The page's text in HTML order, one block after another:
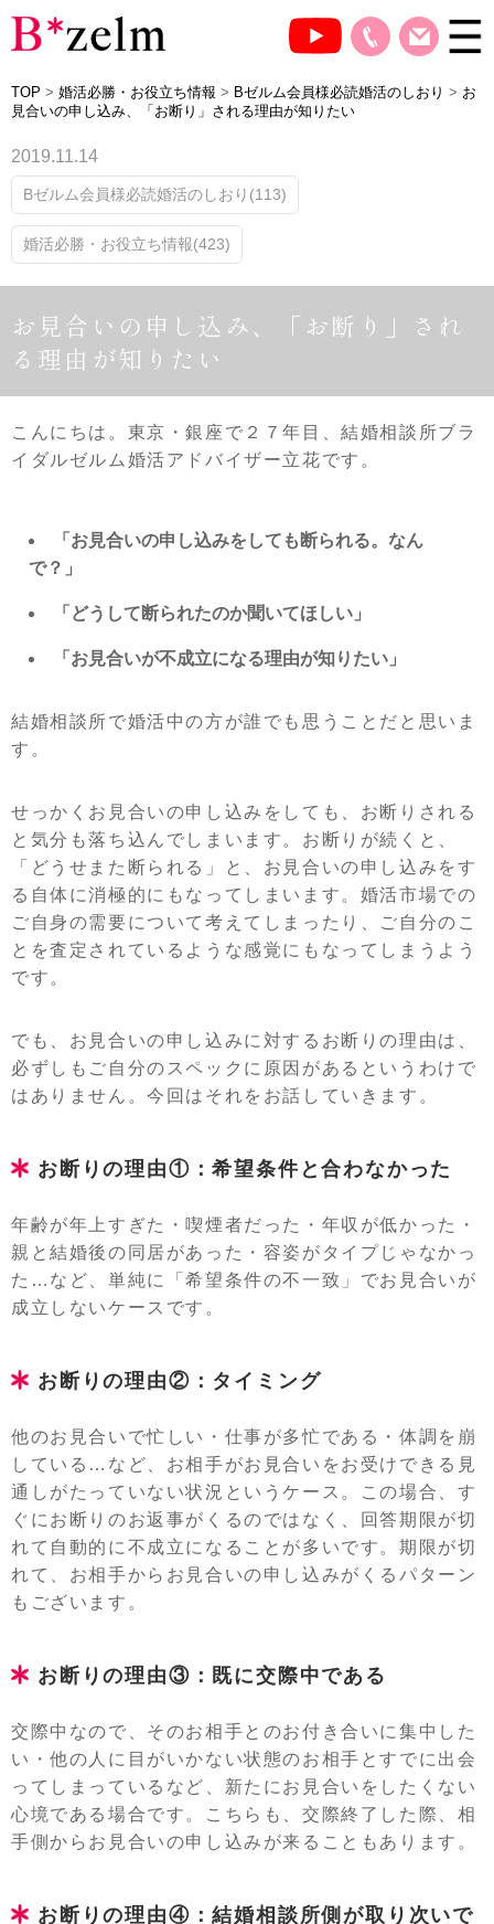
TOP > 婚活必勝・お役立ち情報 > Bゼルム会員様必読婚活のしおり > お
見合いの申し込み、「お断り」される理由が知りたい
2019.11.14
Bゼルム会員様必読婚活のしおり(113)
婚活必勝・お役立ち情報(423)
お見合いの申し込み、「お断り」され
る理由が知りたい
こんにちは。東京・銀座で２７年目、結婚相談所ブラ
イダルゼルム婚活アドバイザー立花です。
「お見合いの申し込みをしても断られる。なん
で？」
「どうして断られたのか聞いてほしい」
「お見合いが不成立になる理由が知りたい」
結婚相談所で婚活中の方が誰でも思うことだと思いま
す。
せっかくお見合いの申し込みをしても、お断りされる
と気分も落ち込んでしまいます。お断りが続くと、
「どうせまた断られる」と、お見合いの申し込みをす
る自体に消極的にもなってしまいます。婚活市場での
ご自身の需要について考えてしまったり、ご自分のこ
とを査定されているような感覚にもなってしまうよう
です。
でも、お見合いの申し込みに対するお断りの理由は、
必ずしもご自分のスペックに原因があるというわけで
はありません。今回はそれをお話していきます。
お断りの理由①：希望条件と合わなかった
年齢が年上すぎた・喫煙者だった・年収が低かった・
親と結婚後の同居があった・容姿がタイプじゃなかっ
た…など、単純に「希望条件の不一致」でお見合いが
成立しないケースです。
お断りの理由②：タイミング
他のお見合いで忙しい・仕事が多忙である・体調を崩
している…など、お相手がお見合いをお受けできる見
通しがたっていない状況というケース。この場合、す
ぐにお断りのお返事がくるのではなく、回答期限が切
れて自動的に不成立になることが多いです。期限が切
れて、お相手からお見合いの申し込みがくるパターン
もございます。
お断りの理由③：既に交際中である
交際中なので、そのお相手とのお付き合いに集中した
い・他の人に目がいかない状態のお相手とすでに出会
ってしまっているなど、新たにお見合いをしたくない
心境である場合です。こちらも、交際終了した際、相
手側からお見合いの申し込みが来ることもあります。
お断りの理由④：結婚相談所側が取り次いで